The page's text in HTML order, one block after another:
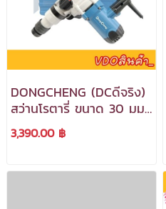
DONGCHENG (DCดีจริง)
สว่านโรตารี่ ขนาด 30 มม
SDS Plus รุ่น DZC04-30
***สามารถออกใบกำกับ
3,390.00 ฿